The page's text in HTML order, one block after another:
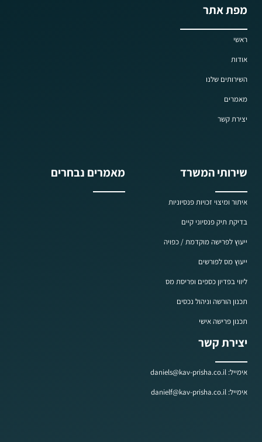
מפת אתר
ראשי
אודות
השירותים שלנו
מאמרים
יצירת קשר
שירותי המשרד
איתור ומיצוי זכויות פנסיוניות
בדיקת תיק פנסיוני קיים
ייעוץ לפרישה מוקדמת / כפויה
ייעוץ מס לפורשים
ליווי בפדיון כספים ופריסת מס
תכנון הורשה וניהול נכסים
תכנון פרישה אישי
מאמרים נבחרים
יצירת קשר
אימייל: daniels@kav-prisha.co.il
אימייל: danielf@kav-prisha.co.il